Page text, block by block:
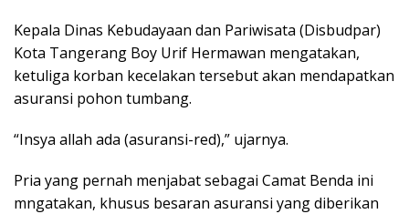
Kepala Dinas Kebudayaan dan Pariwisata (Disbudpar)
Kota Tangerang Boy Urif Hermawan mengatakan,
ketuliga korban kecelakan tersebut akan mendapatkan
asuransi pohon tumbang.
“Insya allah ada (asuransi-red),” ujarnya.
Pria yang pernah menjabat sebagai Camat Benda ini
mngatakan, khusus besaran asuransi yang diberikan